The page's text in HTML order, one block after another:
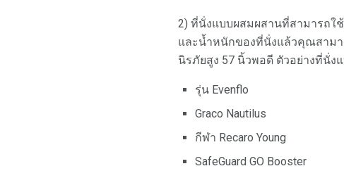
2) ที่นั่งแบบผสมผสานที่สามารถใ
และน้ำหนักของที่นั่งแล้วคุณสามา
นิรภัยสูง 57 นิ้วพอดี ตัวอย่างที่นั่
รุ่น Evenflo
Graco Nautilus
กีฬา Recaro Young
SafeGuard GO Booster